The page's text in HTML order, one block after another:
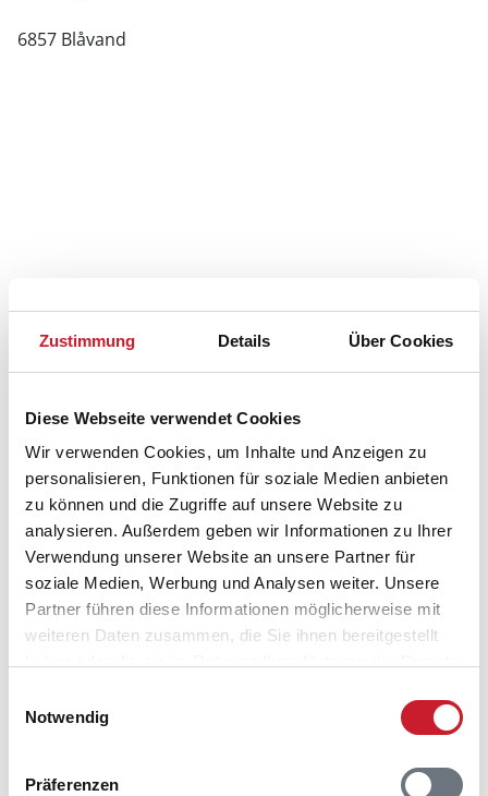
Zustimmung Details Über Cookies
Diese Webseite verwendet Cookies
Wir verwenden Cookies, um Inhalte und Anzeigen zu
personalisieren, Funktionen für soziale Medien anbieten
zu können und die Zugriffe auf unsere Website zu
analysieren. Außerdem geben wir Informationen zu Ihrer
Verwendung unserer Website an unsere Partner für
soziale Medien, Werbung und Analysen weiter. Unsere
Partner führen diese Informationen möglicherweise mit
weiteren Daten zusammen, die Sie ihnen bereitgestellt
Notwendig
Präferenzen
6857 Blåvand
Belegungskalender
Reisedauer auswählen
Anzahl Reisende auswählen
Anreisetag im Belegungskalender anklicken
Sie bekommen Verfügbarkeit und Preis angezeigt
Reisezeitraumes auch Änderungen bei der
Hausbeschreibung und/oder der Ausstattung ergeben